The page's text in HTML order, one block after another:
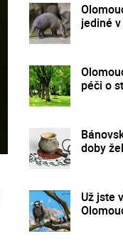
jediné
péči o
doby
Už jste